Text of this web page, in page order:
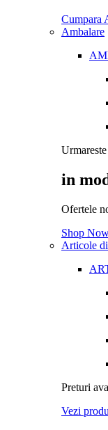
Cumpara
Ambalare
Urmareste
in
Ofertele
Shop
Articole
Preturi
Vezi